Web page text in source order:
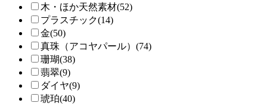
木・ほか天然素材(52)
プラスチック(14)
金(50)
真珠（アコヤパール）(74)
珊瑚(38)
翡翠(9)
ダイヤ(9)
琥珀(40)